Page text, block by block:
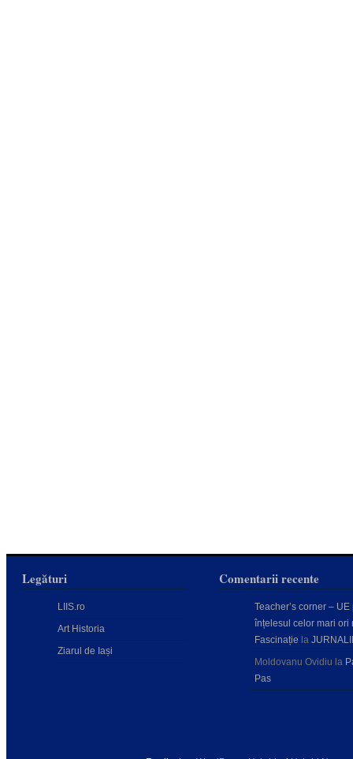
Legături
LIIS.ro
Art Historia
Ziarul de Iași
Comentarii recente
Teacher’s corner – UE
înțelesul celor mari ori
Fascinație la
Moldovanu Ovidiu la
Pas